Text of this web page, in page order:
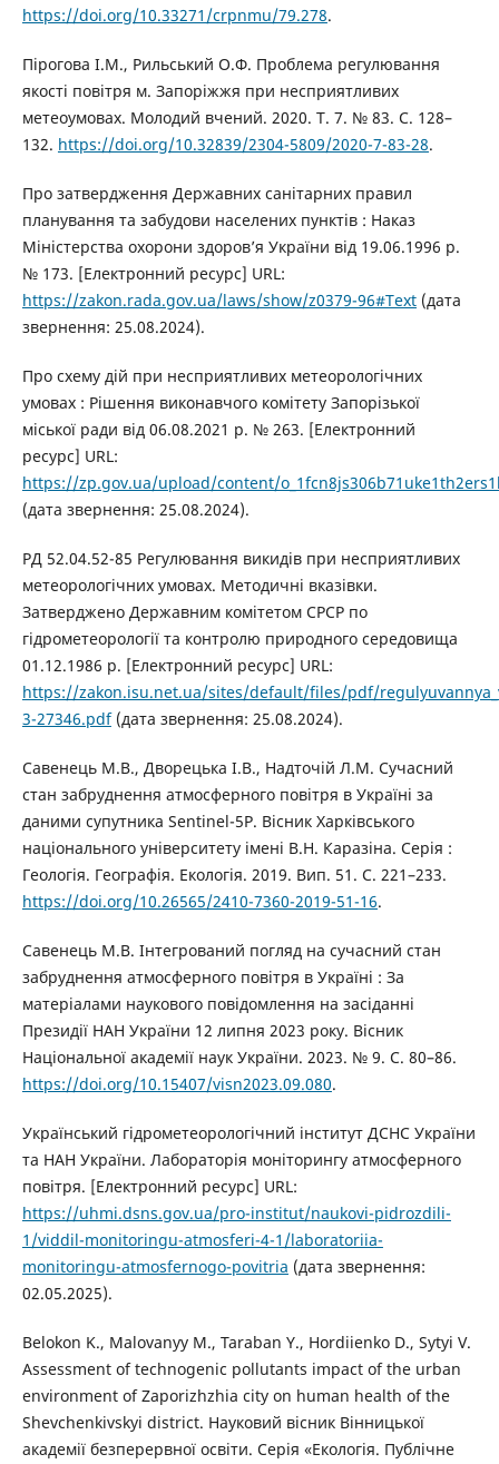
https://doi.org/10.33271/crpnmu/79.278.
Пірогова I.М., Рильський O.Ф. Проблема регулювання
якості повітря м. Запоріжжя при несприятливих
метеоумовах. Молодий вчений. 2020. Т. 7. № 83. С. 128–
132. https://doi.org/10.32839/2304-5809/2020-7-83-28.
Про затвердження Державних санітарних правил
планування та забудови населених пунктів : Наказ
Міністерства охорони здоров’я України від 19.06.1996 р.
№ 173. [Електронний ресурс] URL:
https://zakon.rada.gov.ua/laws/show/z0379-96#Text(дата
звернення: 25.08.2024).
Про схему дій при несприятливих метеорологічних
умовах : Рішення виконавчого комітету Запорізької
міської ради від 06.08.2021 р. № 263. [Електронний
ресурс] URL:
https://zp.gov.ua/upload/content/
(дата звернення: 25.08.2024).
РД 52.04.52-85 Регулювання викидів при несприятливих
метеорологічних умовах. Методичні вказівки.
Затверджено Державним комітетом СРСР по
гідрометеорології та контролю природного середовища
01.12.1986 р. [Електронний ресурс] URL:
https://zakon.isu.net.ua/sites/default/files/pdf/
3-27346.pdf(дата звернення: 25.08.2024).
Савенець М.В., Дворецька І.В., Надточій Л.М. Сучасний
стан забруднення атмосферного повітря в Україні за
даними супутника Sentinel-5P. Вісник Харківського
національного університету імені В.Н. Каразіна. Серія :
Геологія. Географія. Екологія. 2019. Вип. 51. С. 221–233.
https://doi.org/10.26565/2410-7360-2019-51-16.
Савенець М.В. Інтегрований погляд на сучасний стан
забруднення атмосферного повітря в Україні : За
матеріалами наукового повідомлення на засіданні
Президії НАН України 12 липня 2023 року. Вісник
Національної академії наук України. 2023. № 9. С. 80–86.
https://doi.org/10.15407/visn2023.09.080.
Український гідрометеорологічний інститут ДСНС України
та НАН України. Лабораторія моніторингу атмосферного
повітря. [Електронний ресурс] URL:
https://uhmi.dsns.gov.ua/pro-institut/naukovi-pidrozdili-
1/viddil-monitoringu-atmosferi-4-1/laboratoriia-
monitoringu-atmosfernogo-povitria (дата звернення:
02.05.2025).
Belokon K., Malovanyy M., Taraban Y., Hordiienko D., Sytyi V.
Assessment of technogenic pollutants impact of the urban
environment of Zaporizhzhia city on human health of the
Shevchenkivskyi district. Науковий вісник Вінницької
академії безперервної освіти. Серія «Екологія. Публічне